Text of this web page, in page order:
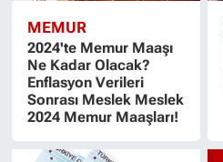
MEMUR
2024'te Memur Maaşı
Ne Kadar Olacak?
Enflasyon Verileri
Sonrası Meslek Meslek
2024 Memur Maaşları!